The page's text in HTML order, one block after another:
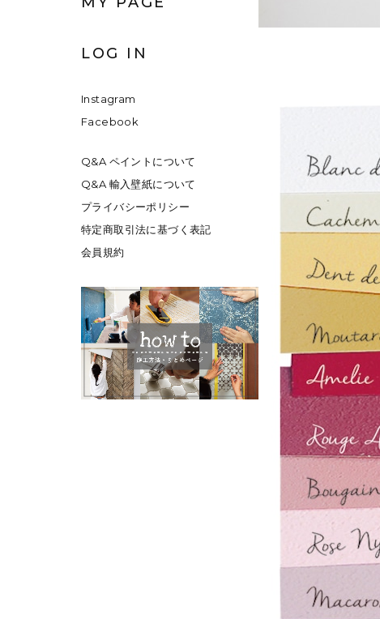
LOG IN
Instagram
Facebook
Q&A ペイントについて
Q&A 輸入壁紙について
プライバシーポリシー
特定商取引法に基づく表記
会員規約